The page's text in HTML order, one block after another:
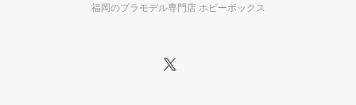
福岡のプラモデル専門店 ホビーボックス